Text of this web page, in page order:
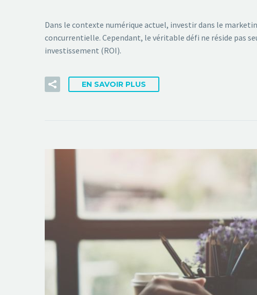
Dans le contexte numérique actuel, investir dans le
concurrentielle. Cependant, le véritable défi ne réside pas
investissement (ROI).
EN SAVOIR PLUS